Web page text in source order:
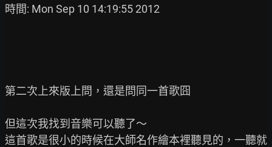
時間: Mon Sep 10 14:19:55 2012
第二次上來版上問，還是問同一首歌囧
但這次我找到音樂可以聽了～
這首歌是很小的時候在大師名作繪本裡聽見的，一聽就